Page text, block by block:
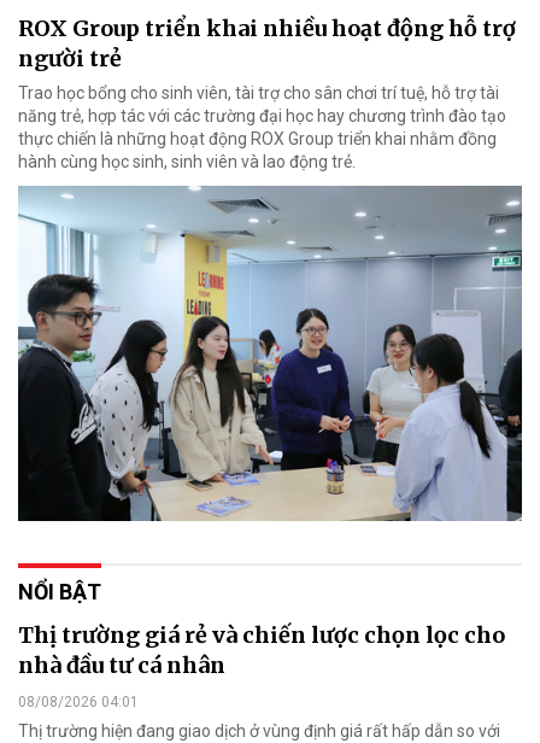
ROX Group triển khai nhiều hoạt động hỗ trợ
người trẻ
Trao học bổng cho sinh viên, tài trợ cho sân chơi trí tuệ, hỗ trợ tài
năng trẻ, hợp tác với các trường đại học hay chương trình đào tạo
thực chiến là những hoạt động ROX Group triển khai nhằm đồng
hành cùng học sinh, sinh viên và lao động trẻ.
NỔI BẬT
Thị trường giá rẻ và chiến lược chọn lọc cho
nhà đầu tư cá nhân
08/08/2026 04:01
Thị trường hiện đang giao dịch ở vùng định giá rất hấp dẫn so với